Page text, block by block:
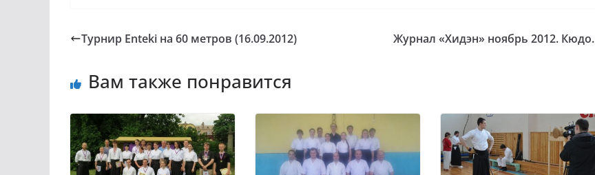
Турнир Enteki на 60 метров (16.09.2012) Журнал «Хидэн» ноябрь 2012. Кюдо.
Вам также понравится